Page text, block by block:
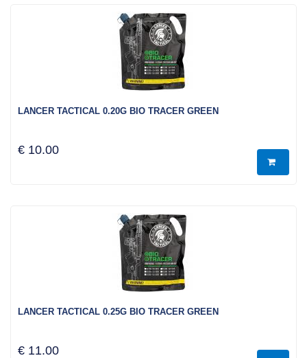
LANCER TACTICAL 0.20G BIO TRACER GREEN
€ 10.00
LANCER TACTICAL 0.25G BIO TRACER GREEN
€ 11.00